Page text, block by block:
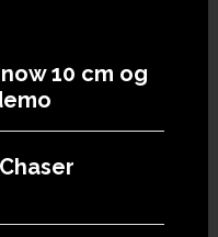
10 cm og